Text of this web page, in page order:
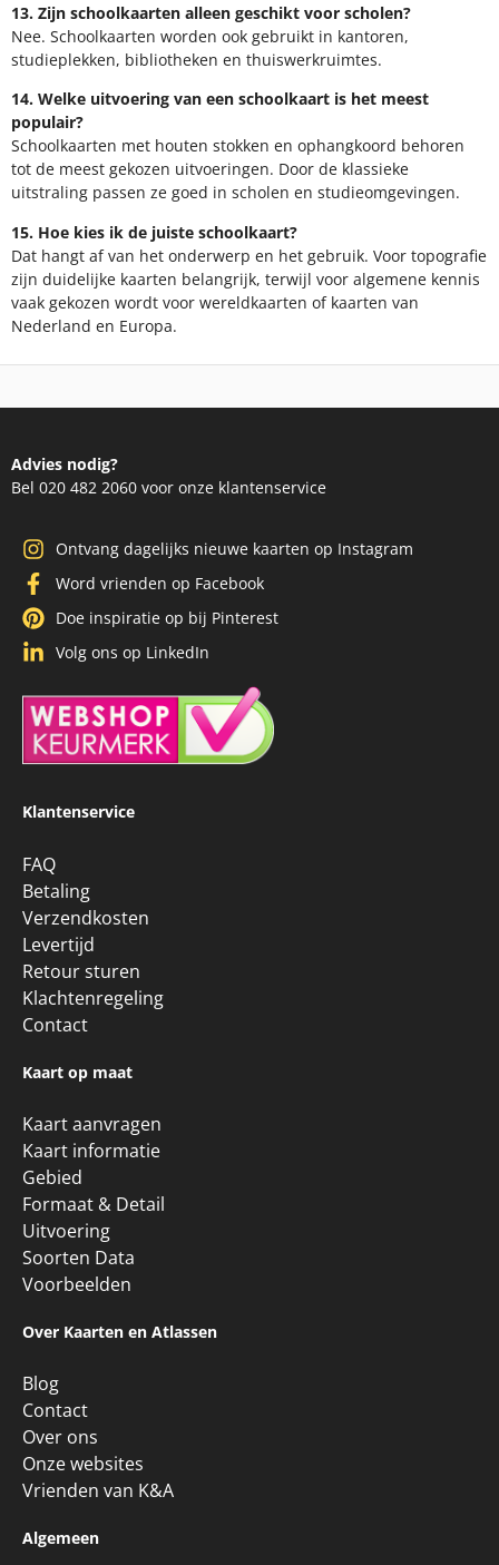
13. Zijn schoolkaarten alleen geschikt voor scholen?
Nee. Schoolkaarten worden ook gebruikt in kantoren,
studieplekken, bibliotheken en thuiswerkruimtes.
14. Welke uitvoering van een schoolkaart is het meest
populair?
Schoolkaarten met houten stokken en ophangkoord behoren
tot de meest gekozen uitvoeringen. Door de klassieke
uitstraling passen ze goed in scholen en studieomgevingen.
15. Hoe kies ik de juiste schoolkaart?
Dat hangt af van het onderwerp en het gebruik. Voor topografie
zijn duidelijke kaarten belangrijk, terwijl voor algemene kennis
vaak gekozen wordt voor wereldkaarten of kaarten van
Nederland en Europa.
Advies nodig?
Bel 020 482 2060 voor onze klantenservice
Ontvang dagelijks nieuwe kaarten op Instagram
Word vrienden op Facebook
Doe inspiratie op bij Pinterest
Volg ons op LinkedIn
Klantenservice
FAQ
Betaling
Verzendkosten
Levertijd
Retour sturen
Klachtenregeling
Contact
Kaart op maat
Kaart aanvragen
Kaart informatie
Gebied
Formaat & Detail
Uitvoering
Soorten Data
Voorbeelden
Over Kaarten en Atlassen
Blog
Contact
Over ons
Onze websites
Vrienden van K&A
Algemeen